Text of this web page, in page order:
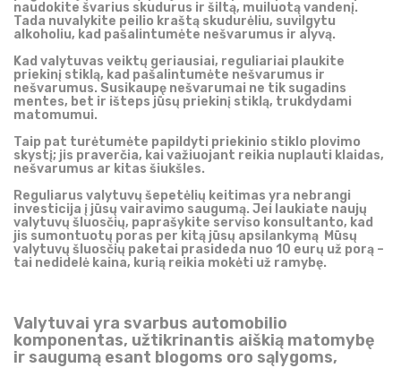
naudokite švarius skudurus ir šiltą, muiluotą vandenį.
Tada nuvalykite peilio kraštą skudurėliu, suvilgytu
alkoholiu, kad pašalintumėte nešvarumus ir alyvą.
Kad valytuvas veiktų geriausiai, reguliariai plaukite
priekinį stiklą, kad pašalintumėte nešvarumus ir
nešvarumus. Susikaupę nešvarumai ne tik sugadins
mentes, bet ir išteps jūsų priekinį stiklą, trukdydami
matomumui.
Taip pat turėtumėte papildyti priekinio stiklo plovimo
skystį; jis praverčia, kai važiuojant reikia nuplauti klaidas,
nešvarumus ar kitas šiukšles.
Reguliarus valytuvų šepetėlių keitimas yra nebrangi
investicija į jūsų vairavimo saugumą. Jei laukiate naujų
valytuvų šluosčių, paprašykite serviso konsultanto, kad
jis sumontuotų poras per kitą jūsų apsilankymą Mūsų
valytuvų šluosčių paketai prasideda nuo 10 eurų už porą –
tai nedidelė kaina, kurią reikia mokėti už ramybę.
Valytuvai yra svarbus automobilio
komponentas, užtikrinantis aiškią matomybę
ir saugumą esant blogoms oro sąlygoms,